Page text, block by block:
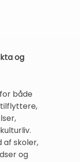
og
både
af skoler,
og